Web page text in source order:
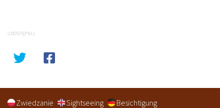
UDOSTĘPNIJ
Zwiedzanie Sightseeing Besichtigung